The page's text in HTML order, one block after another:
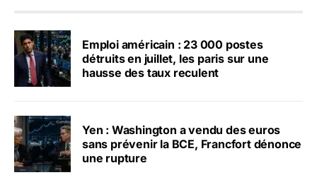
Emploi américain : 23 000 postes
détruits en juillet, les paris sur une
hausse des taux reculent
Yen : Washington a vendu des euros
sans prévenir la BCE, Francfort dénonce
une rupture